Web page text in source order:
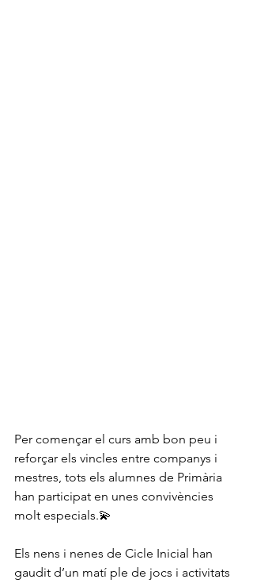
Per començar el curs amb bon peu i
reforçar els vincles entre companys i
mestres, tots els alumnes de Primària
han participat en unes convivències
molt especials.💫
Els nens i nenes de Cicle Inicial han
gaudit d’un matí ple de jocs i activitats